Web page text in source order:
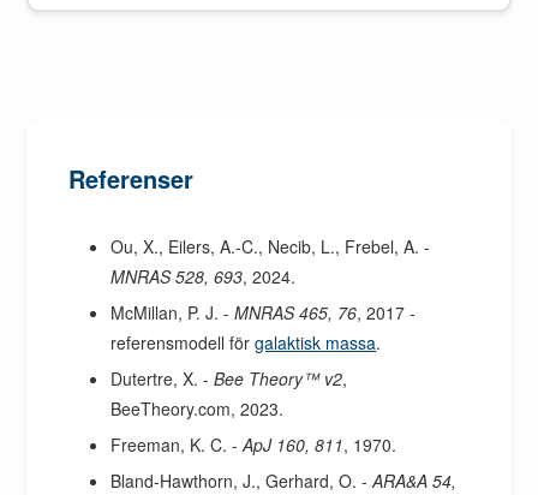
Referenser
Ou, X., Eilers, A.-C., Necib, L., Frebel, A. -
MNRAS 528, 693, 2024.
McMillan, P. J. -MNRAS 465, 76, 2017 -
referensmodell förgalaktisk massa.
Dutertre, X. -Bee Theory™ v2,
BeeTheory.com, 2023.
Freeman, K. C. -ApJ 160, 811, 1970.
Bland-Hawthorn, J., Gerhard, O. -ARA&A 54,